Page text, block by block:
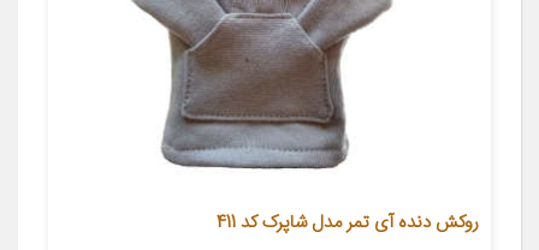
روکش دنده آی تمر مدل شاپرک کد 411